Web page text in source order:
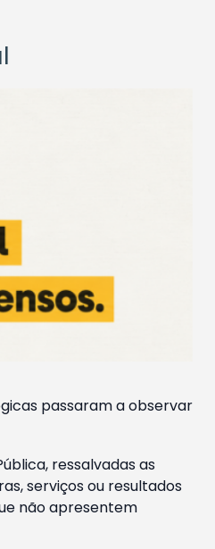
passaram a observar
ressalvadas as
serviços ou resultados
não apresentem